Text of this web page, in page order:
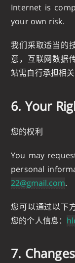
Internet is
your own risk.
我们采取适当的
意，互联网数据
站需自行承担相关
6. Your
您的权利
You may
personal
22@gmail.com.
您可以通过以下
您的个人信息：
7.